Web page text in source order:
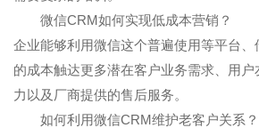
微信CRM如何实现低成本营销？
企业能够利用微信这个普遍使用等平台
的成本触达更多潜在客户业务需求、用
力以及厂商提供的售后服务。
如何利用微信CRM维护老客户关系？